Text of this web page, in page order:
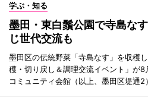
学ぶ・知る
墨田・東白鬚公園で寺島な
じ世代交流も
墨田区の伝統野菜「寺島なす」を収穫
穫・切り戻し＆調理交流イベント」が
コミュニティ会館（以上、墨田区堤通2